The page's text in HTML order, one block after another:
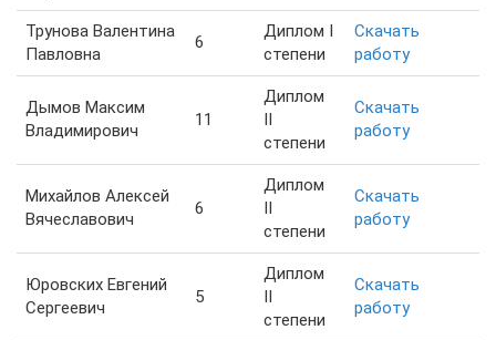
Трунова Валентина
Павловна
6
Диплом I
степени
Скачать
работу
Дымов Максим
Владимирович
11
Диплом
II
степени
Скачать
работу
Михайлов Алексей
Вячеславович
6
Диплом
II
степени
Скачать
работу
Юровских Евгений
Сергеевич
5
Диплом
II
степени
Скачать
работу